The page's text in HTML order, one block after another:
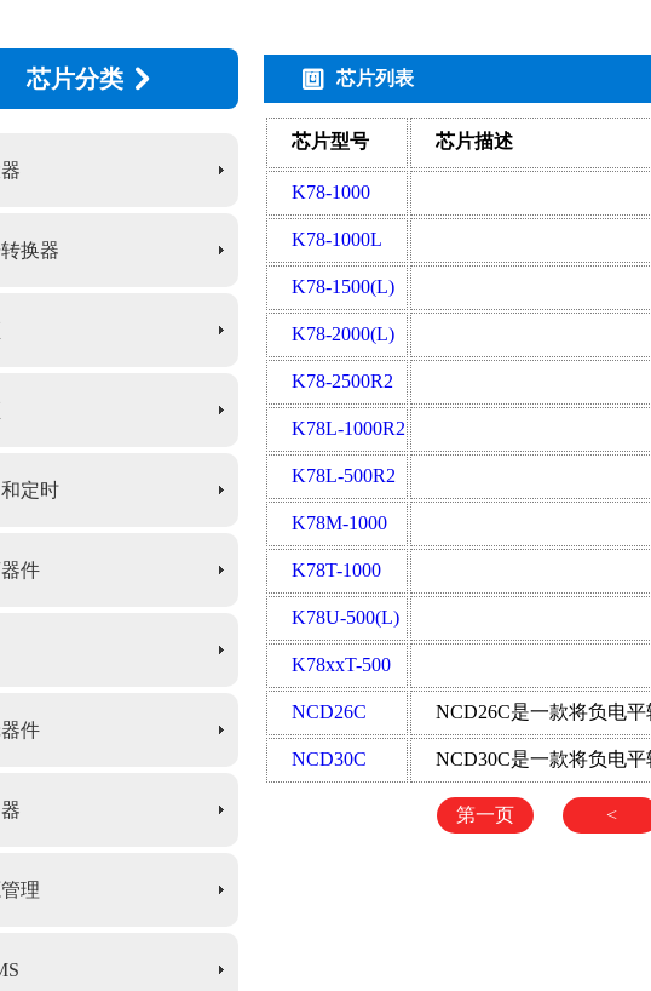
芯片分类
换器
定时
件
件
理
芯片列表
芯片型号 芯片描述
K78-1000
K78-1000L
K78-1500(L)
K78-2000(L)
K78-2500R2
K78L-1000R2
K78L-500R2
K78M-1000
K78T-1000
K78U-500(L)
K78xxT-500
NCD26C
NCD30C
第一页 <